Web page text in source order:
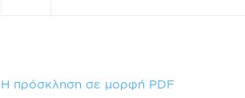
Η πρόσκληση σε μορφή PDF